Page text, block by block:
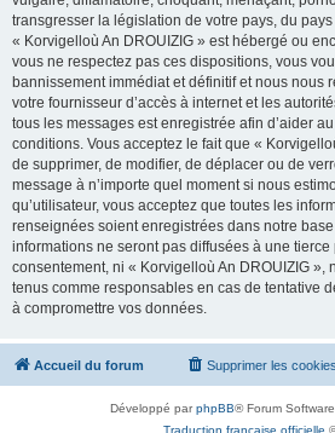
transgresser la législation de votre pays, du
« Korvigelloù An DROUIZIG » est hébergé ou
vous ne respectez pas ces dispositions, vous
bannissement immédiat et définitif et nous nous
votre fournisseur d’accès à internet et les
tous les messages est enregistrée afin d’aider
conditions. Vous acceptez le fait que «
de supprimer, de modifier, de déplacer ou de
message à n’importe quel moment si nous
qu’utilisateur, vous acceptez que toutes les
renseignées soient enregistrées dans notre
informations ne seront pas diffusées à une tierce
consentement, ni « Korvigelloù An DROUIZIG »,
tenus comme responsables en cas de tentative
à compromettre vos données.
Accueil du forum Supprimer les cookies
Développé parphpBB® Forum
Traduction française officielle